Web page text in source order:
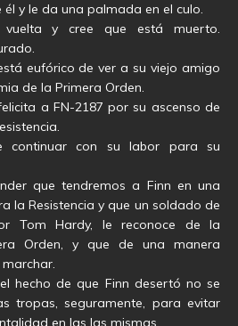
y le da una palmada en el culo.
y cree que está muerto.
eufórico de ver a su viejo amigo
de la Primera Orden.
a FN-2187 por su ascenso de
continuar con su labor para su
que tendremos a Finn en una
la Resistencia y que un soldado de
Tom Hardy, le reconoce de la
Orden, y que de una manera
hecho de que Finn desertó no se
tropas, seguramente, para evitar